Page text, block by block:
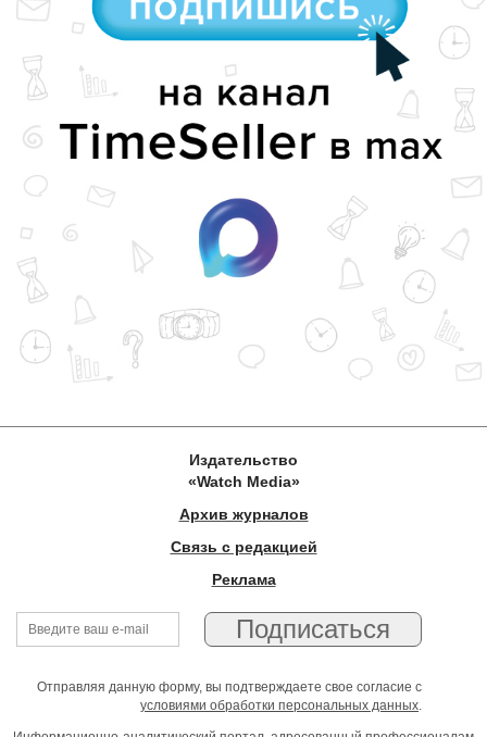
Издательство
«Watch Media»
Архив журналов
Связь с редакцией
Реклама
Отправляя данную форму, вы подтверждаете свое согласие с
условиями обработки персональных данных.